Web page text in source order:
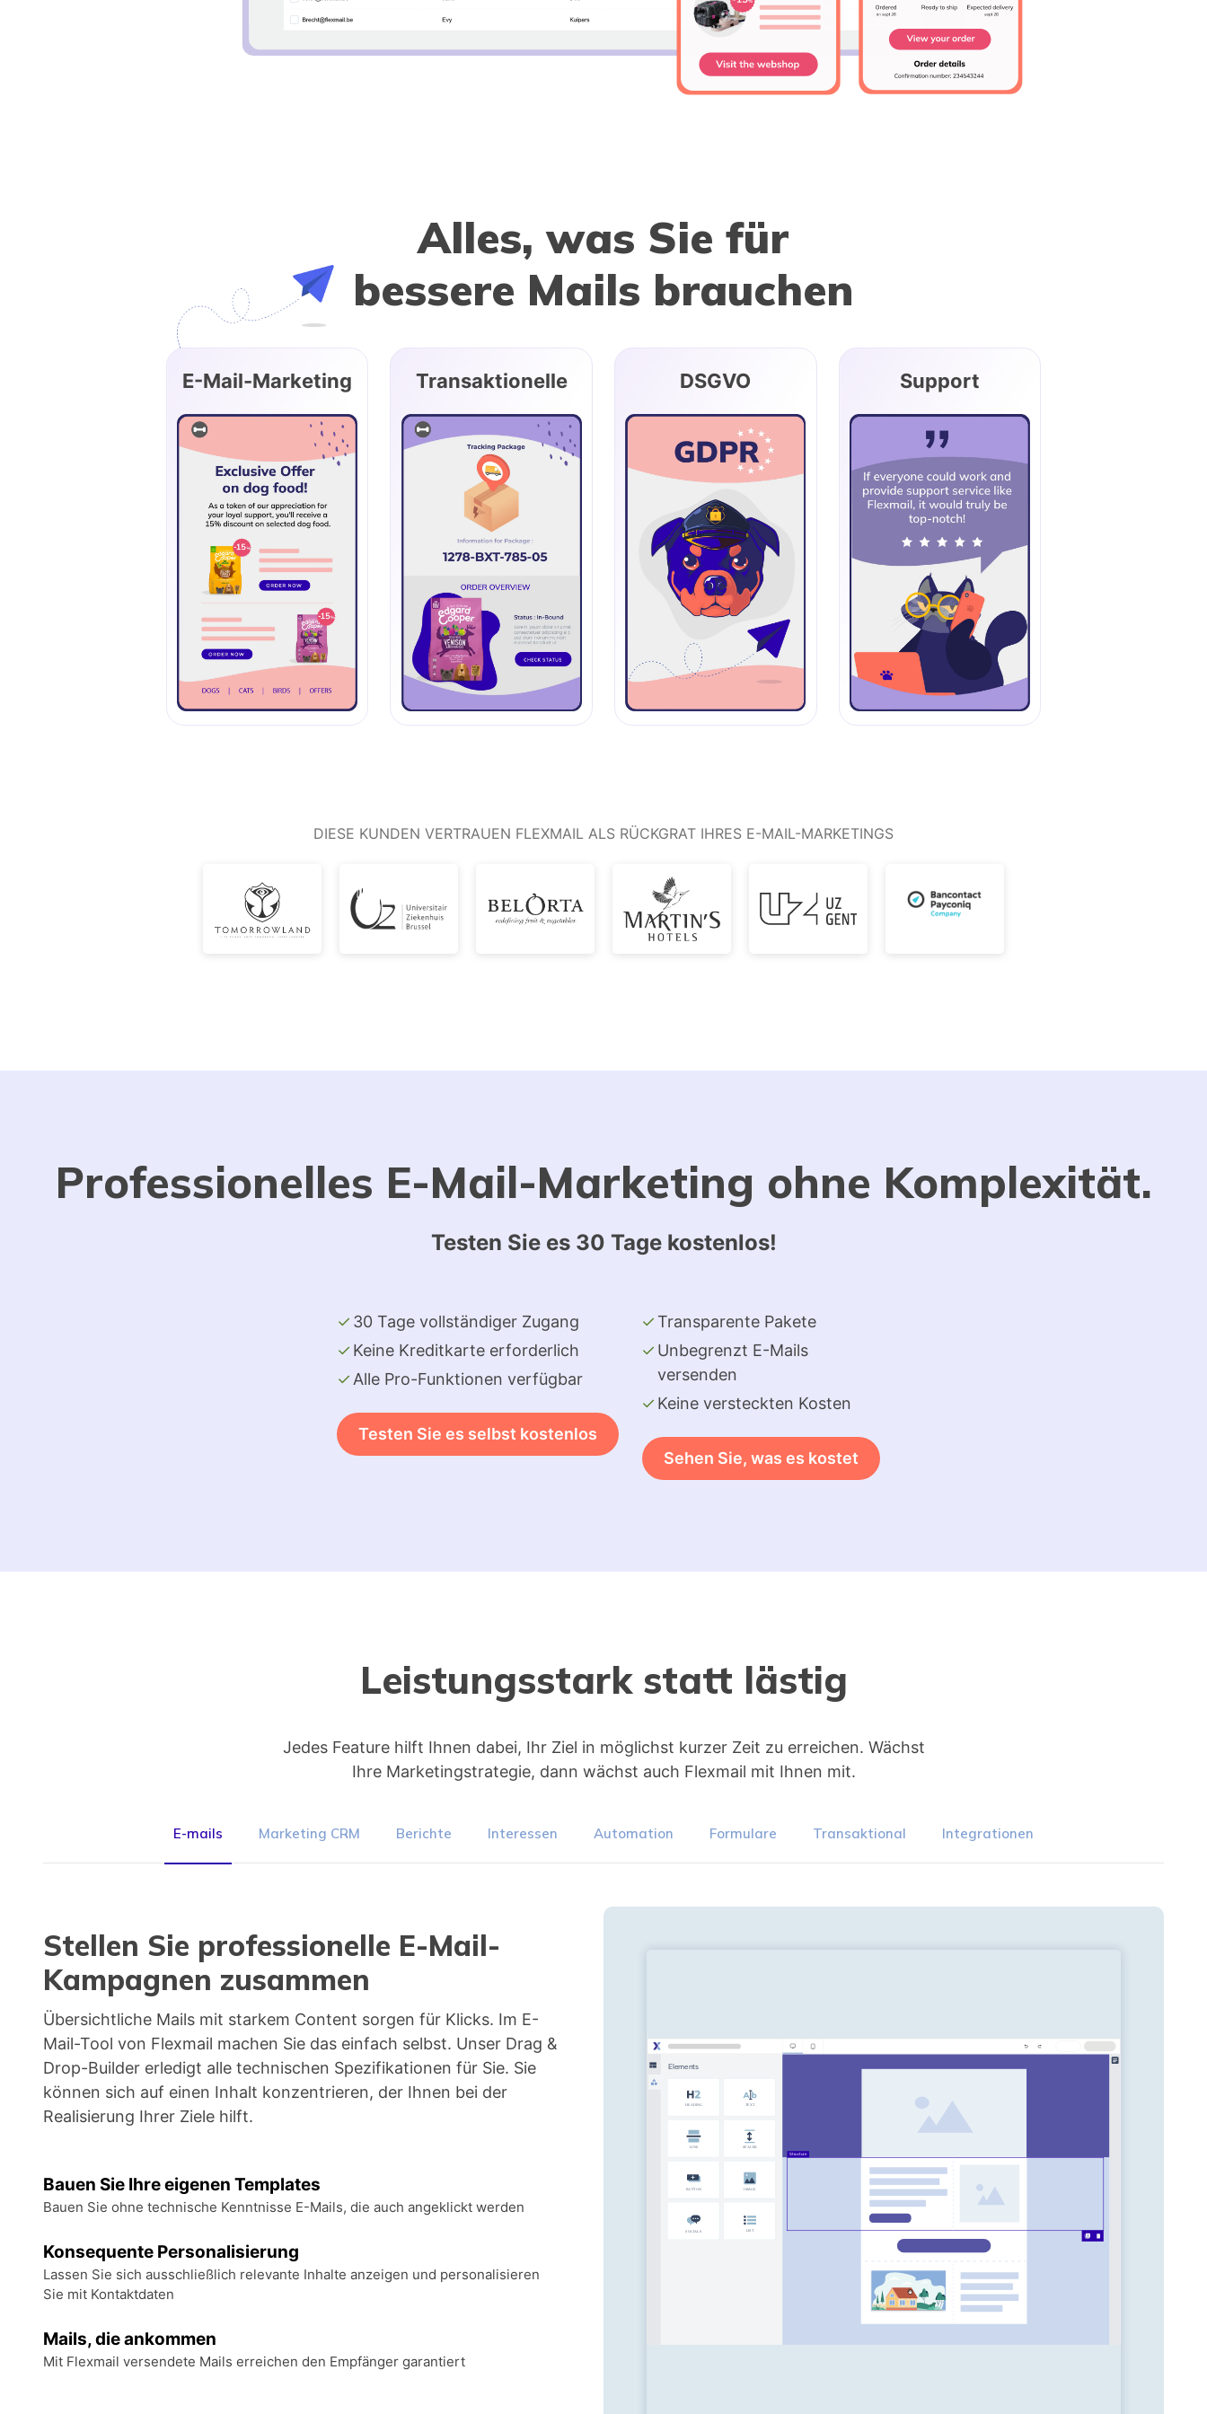
Alles, was Sie für
bessere Mails brauchen
E-Mail-Marketing Transaktionelle DSGVO Support
DIESE KUNDEN VERTRAUEN FLEXMAIL ALS RÜCKGRAT IHRES E-MAIL-MARKETINGS
Professionelles E-Mail-Marketing ohne Komplexität.
Testen Sie es 30 Tage kostenlos!
30 Tage vollständiger Zugang
Keine Kreditkarte erforderlich
Alle Pro-Funktionen verfügbar
Testen Sie es selbst kostenlos
Transparente Pakete
Unbegrenzt E-Mails
versenden
Keine versteckten Kosten
Sehen Sie, was es kostet
Leistungsstark statt lästig
Jedes Feature hilft Ihnen dabei, Ihr Ziel in möglichst kurzer Zeit zu erreichen. Wächst
Ihre Marketingstrategie, dann wächst auch Flexmail mit Ihnen mit.
E-mails Marketing CRM Berichte Interessen Automation Formulare Transaktional Integrationen
Stellen Sie professionelle E-Mail-
Kampagnen zusammen
Übersichtliche Mails mit starkem Content sorgen für Klicks. Im E-
Mail-Tool von Flexmail machen Sie das einfach selbst. Unser Drag &
Drop-Builder erledigt alle technischen Spezifikationen für Sie. Sie
können sich auf einen Inhalt konzentrieren, der Ihnen bei der
Realisierung Ihrer Ziele hilft.
Bauen Sie Ihre eigenen Templates
Bauen Sie ohne technische Kenntnisse E-Mails, die auch angeklickt werden
Konsequente Personalisierung
Lassen Sie sich ausschließlich relevante Inhalte anzeigen und personalisieren
Sie mit Kontaktdaten
Mails, die ankommen
Mit Flexmail versendete Mails erreichen den Empfänger garantiert